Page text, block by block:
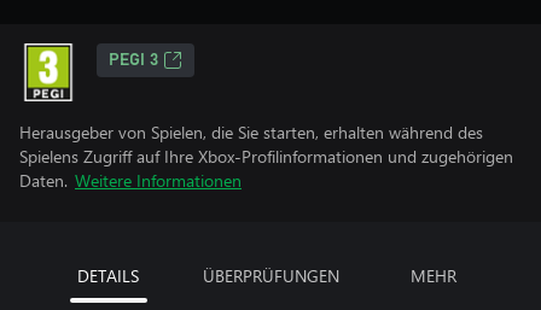
PEGI 3
Herausgeber von Spielen, die Sie starten, erhalten während des
Spielens Zugriff auf Ihre Xbox-Profilinformationen und zugehörigen
Daten. Weitere Informationen
DETAILS ÜBERPRÜFUNGEN MEHR